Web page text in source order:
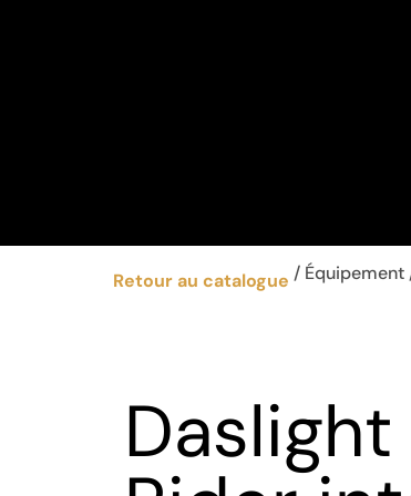
Retour au catalogue / Équipement